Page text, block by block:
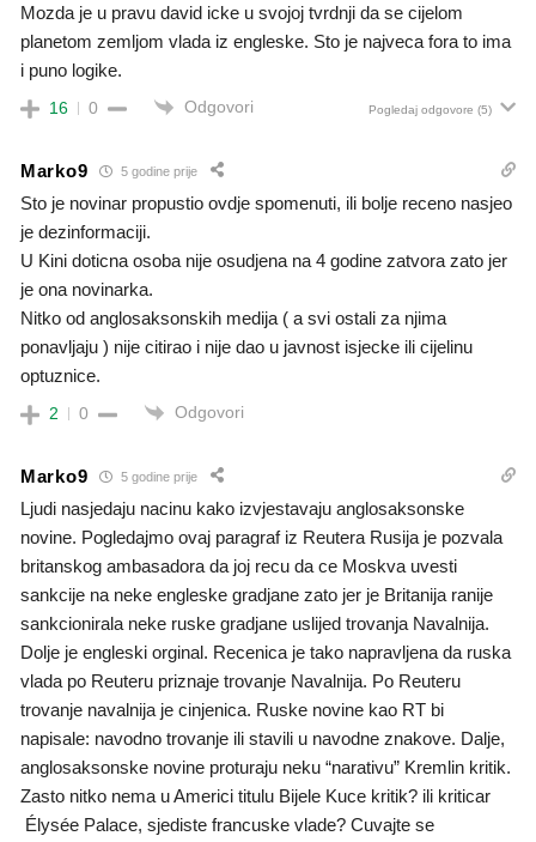
Mozda je u pravu david icke u svojoj tvrdnji da se cijelom
planetom zemljom vlada iz engleske. Sto je najveca fora to ima
i puno logike.
16 0 Odgovori Pogledaj odgovore (5)
Marko9 5 godine prije
Sto je novinar propustio ovdje spomenuti, ili bolje receno nasjeo
je dezinformaciji.
U Kini doticna osoba nije osudjena na 4 godine zatvora zato jer
je ona novinarka.
Nitko od anglosaksonskih medija ( a svi ostali za njima
ponavljaju ) nije citirao i nije dao u javnost isjecke ili cijelinu
optuznice.
2 0 Odgovori
Marko9 5 godine prije
Ljudi nasjedaju nacinu kako izvjestavaju anglosaksonske
novine. Pogledajmo ovaj paragraf iz Reutera Rusija je pozvala
britanskog ambasadora da joj recu da ce Moskva uvesti
sankcije na neke engleske gradjane zato jer je Britanija ranije
sankcionirala neke ruske gradjane uslijed trovanja Navalnija.
Dolje je engleski orginal. Recenica je tako napravljena da ruska
vlada po Reuteru priznaje trovanje Navalnija. Po Reuteru
trovanje navalnija je cinjenica. Ruske novine kao RT bi
napisale: navodno trovanje ili stavili u navodne znakove. Dalje,
anglosaksonske novine proturaju neku “narativu” Kremlin kritik.
Zasto nitko nema u Americi titulu Bijele Kuce kritik? ili kriticar
Élysée Palace, sjediste francuske vlade? Cuvajte se